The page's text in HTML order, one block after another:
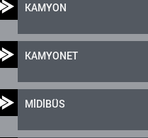
KAMYON
KAMYONET
MİDİBÜS